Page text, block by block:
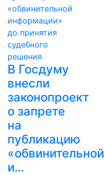
В Госдуму
внесли
законопроект
о запрете
на
публикацию
«обвинительной
и…